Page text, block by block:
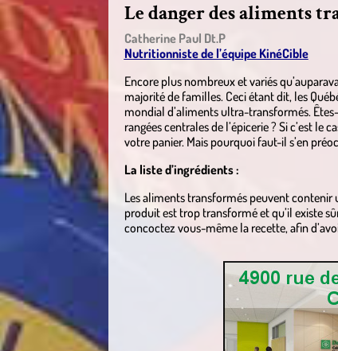
Le danger des aliments
Catherine Paul Dt.P
Nutritionniste de l’équipe KinéCible
Encore plus nombreux et variés
majorité de familles. Ceci étant dit, les
mondial d’aliments ultra-transformés.
rangées centrales de l’épicerie ? Si c’est
votre panier. Mais pourquoi faut-il s’en
La liste d’ingrédients :
Les aliments transformés peuvent contenir
produit est trop transformé et qu’il existe
concoctez vous-même la recette, afin